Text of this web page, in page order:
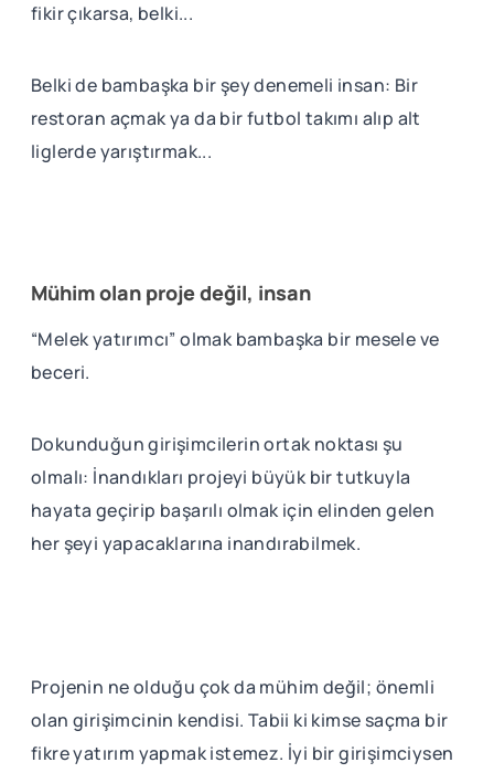
fikir çıkarsa, belki...
Belki de bambaşka bir şey denemeli insan: Bir
restoran açmak ya da bir futbol takımı alıp alt
liglerde yarıştırmak...
Mühim olan proje değil, insan
“Melek yatırımcı” olmak bambaşka bir mesele ve
beceri.
Dokunduğun girişimcilerin ortak noktası şu
olmalı: İnandıkları projeyi büyük bir tutkuyla
hayata geçirip başarılı olmak için elinden gelen
her şeyi yapacaklarına inandırabilmek.
Projenin ne olduğu çok da mühim değil; önemli
olan girişimcinin kendisi. Tabii ki kimse saçma bir
fikre yatırım yapmak istemez. İyi bir girişimciysen